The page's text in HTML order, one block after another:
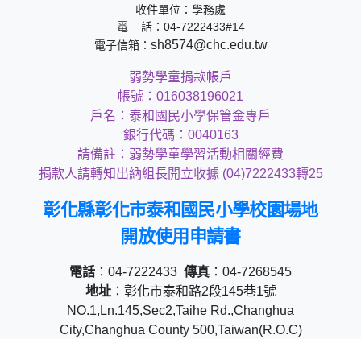
收件單位：學務處
電 話：04-7222433#14
電子信箱： sh8574@chc.edu.tw
弱勢學童捐款帳戶
帳號：016038196021
戶名：泰和國民小學保管金專戶
銀行代碼：0040163
請備註：弱勢學童學習活動相關經費
捐款人請轉知出納組長開立收據 (04)7222433轉25
彰化縣彰化市泰和國民小學校園場地
開放使用申請書
電話 ：04-7222433 傳真 ：04-7268545
地址：彰化市泰和路2段145巷1號
NO.1,Ln.145,Sec2,Taihe Rd.,Changhua
City,Changhua County 500,Taiwan(R.O.C)